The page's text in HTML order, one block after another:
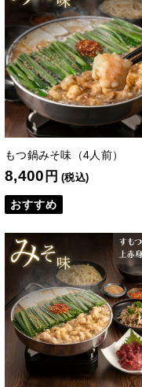
もつ鍋みそ味（4人前）
8,400 円 (税込)
おすすめ